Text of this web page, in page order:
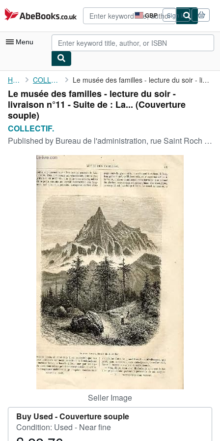
Skip to main content
AbeBooks.co.uk GBP
Site
shopping
preferences
Sign in
Menu
My Account
My Purchases
Advanced Search
Browse Collections
Textbooks
Start Selling
CLOSE
Home COLLECTIF. Le musée des familles - lecture du soir - livraison n°11 - Suite...
Le musée des familles - lecture du soir -
livraison n°11 - Suite de : La... (Couverture
souple)
COLLECTIF.
Published by Bureau de l'administration, rue Saint Roch 29,Paris. décembre 1867, 1867
Seller Image
Buy Used -Couverture souple
Condition: Used - Near fine